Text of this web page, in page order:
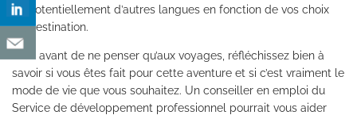
et, potentiellement d’autres langues en fonction de vos choix
de destination.
Mais avant de ne penser qu’aux voyages, réfléchissez bien à
savoir si vous êtes fait pour cette aventure et si c’est vraiment le
mode de vie que vous souhaitez. Un conseiller en emploi du
Service de développement professionnel pourrait vous aider